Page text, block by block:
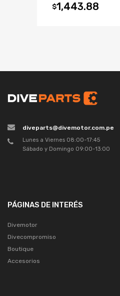
$1,443.88
diveparts@divemotor.com.pe
Lunes a Viernes 08:00-17:45
Sábado y Domingo 09:00-13:00
PÁGINAS DE INTERÉS
Divemotor
Divecompromiso
Boutique
Accesorios